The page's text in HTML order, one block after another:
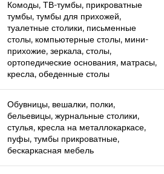
Комоды, ТВ-тумбы, прикроватные
тумбы, тумбы для прихожей,
туалетные столики, письменные
столы, компьютерные столы, мини-
прихожие, зеркала, столы,
ортопедические основания, матрасы,
кресла, обеденные столы
Обувницы, вешалки, полки,
бельевицы, журнальные столики,
стулья, кресла на металлокаркасе,
пуфы, тумбы прикроватные,
бескаркасная мебель